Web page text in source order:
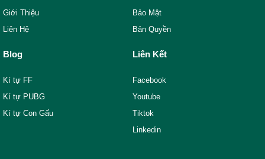
Giới Thiệu
Liên Hệ
Bảo Mật
Bản Quyền
Blog
Kí tự FF
Kí tự PUBG
Kí tự Con Gấu
Liên Kết
Facebook
Youtube
Tiktok
Linkedin